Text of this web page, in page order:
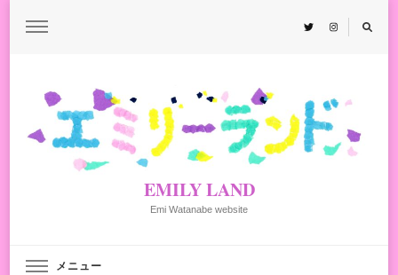
EMILY LAND
Emi Watanabe website
メニュー